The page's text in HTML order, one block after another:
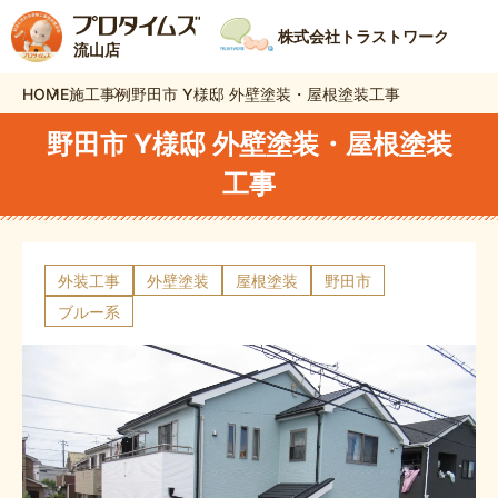
流山店
株式会社トラストワーク
HOME施工事例野田市 Y様邸 外壁塗装・屋根塗装工事
野田市 Y様邸 外壁塗装・屋根塗装
工事
外装工事 外壁塗装 屋根塗装
野田市
ブルー系